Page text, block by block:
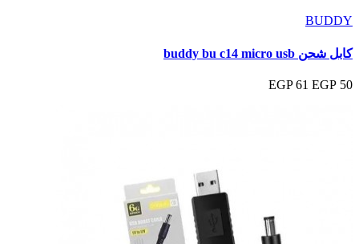
BUDDY
كابل شحن buddy bu c14 micro usb
50 EGP
61 EGP